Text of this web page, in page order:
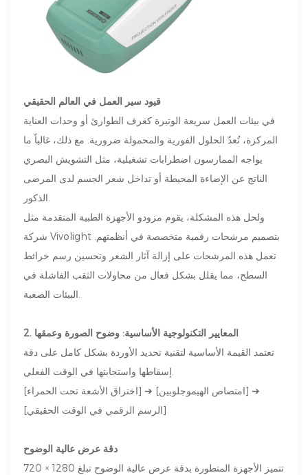
قيود سير العمل في العالم الحقيقي
في بيئات العمل سريعة الوتيرة كغرف الطوارئ أو وحدات العناية
المركزة، تُعدّ الحلول الفورية والمحمولة ضرورية. مع ذلك، غالباً ما
يواجه الممارسون اضطرابات تشغيلية، مثل التشويش البصري
الناتج عن الإضاءة المحيطة أو تداخل شعر الجسم لدى المرضى
ولحل هذه المشكلة، يقوم مزودو الأجهزة الطبية المتقدمة مثل
شركة Vivolight بتصميم مرشحات رقمية متخصصة في أنظمتهم.
تعمل هذه المرشحات على إزالة آثار الشعر وتحسين رسم خرائط
السطح، مما يقلل بشكل فعال من محاولات الثقب الفاشلة في
2. المعايير التكنولوجية الأساسية: وضوح الصورة وعمقها
تعتمد القيمة الأساسية لتقنية تحديد الأوردة بشكل كامل على دقة
[اختراق الأشعة تحت الحمراء] ➔ [امتصاص الهيموجلوبين] ➔
[الرسم الرقمي في الوقت الحقيقي]
دقة عرض عالية الوضوح
تتميز الأجهزة المتطورة بدقة عرض عالية الوضوح تبلغ 1280 × 720